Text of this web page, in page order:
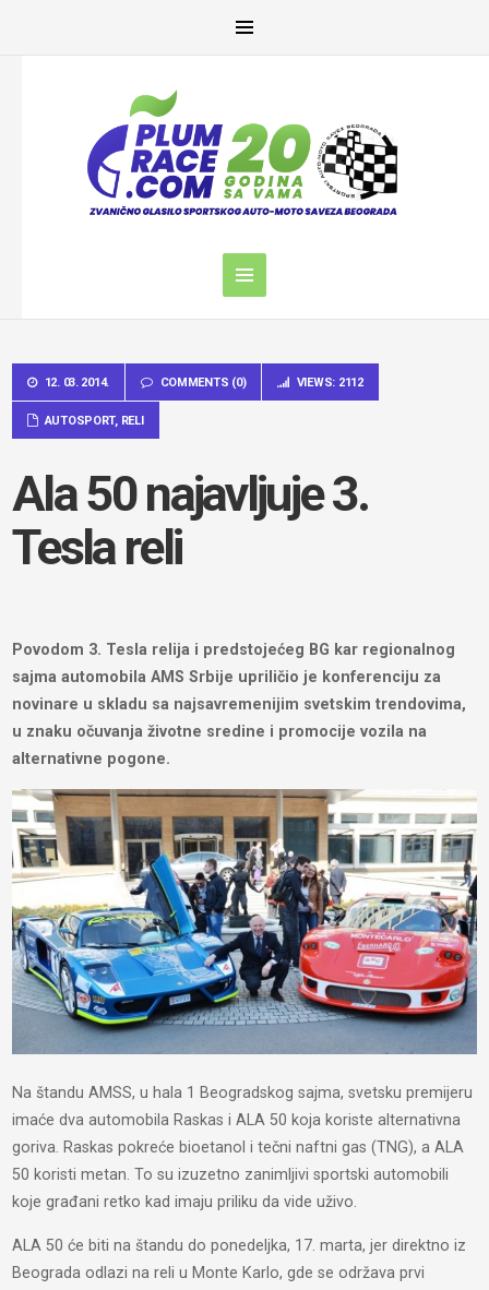
12. 03. 2014. COMMENTS (0) VIEWS: 2112
AUTOSPORT, RELI
Ala 50 najavljuje 3.
Tesla reli
Povodom 3. Tesla relija i predstojećeg BG kar regionalnog
sajma automobila AMS Srbije upriličio je konferenciju za
novinare u skladu sa najsavremenijim svetskim trendovima,
u znaku očuvanja životne sredine i promocije vozila na
alternativne pogone.
Na štandu AMSS, u hala 1 Beogradskog sajma, svetsku premijeru
imaće dva automobila Raskas i ALA 50 koja koriste alternativna
goriva. Raskas pokreće bioetanol i tečni naftni gas (TNG), a ALA
50 koristi metan. To su izuzetno zanimljivi sportski automobili
koje građani retko kad imaju priliku da vide uživo.
ALA 50 će biti na štandu do ponedeljka, 17. marta, jer direktno iz
Beograda odlazi na reli u Monte Karlo, gde se održava prvi